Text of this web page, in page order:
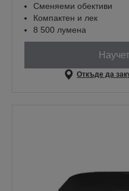
Сменяеми обективи
Компактен и лек
8 500 лумена
Откъде да